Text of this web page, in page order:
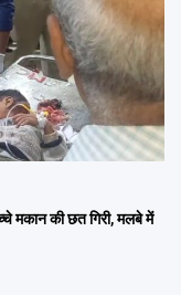
मकान की छत गिरी, मलबे में